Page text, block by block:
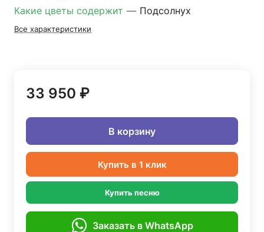
Какие цветы содержит — Подсолнух
Все характеристики
33 950 ₽
В корзину
Купить в 1 клик
Купить песню
Заказать в WhatsApp